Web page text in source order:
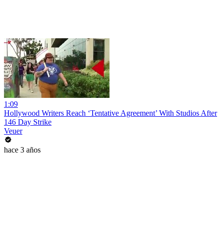
1:09
Hollywood Writers Reach ‘Tentative Agreement’ With Studios After
146 Day Strike
Veuer
hace 3 años